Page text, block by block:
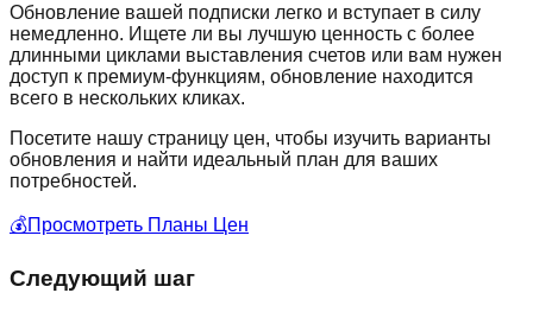
Обновление вашей подписки легко и вступает в силу
немедленно. Ищете ли вы лучшую ценность с более
длинными циклами выставления счетов или вам нужен
доступ к премиум-функциям, обновление находится
всего в нескольких кликах.
Посетите нашу страницу цен, чтобы изучить варианты
обновления и найти идеальный план для ваших
потребностей.
💰Просмотреть Планы Цен
Следующий шаг